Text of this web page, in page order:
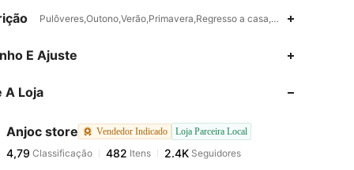
Pulôveres,Outono,Verão,Primavera,Regresso a casa,Concerto de
E Ajuste
A Loja
Anjoc store Vendedor Indicado Loja Parceira Local
4,79
4,79 Classificação 482Itens 2.4KSeguidores
o***spago 1 dia atrás